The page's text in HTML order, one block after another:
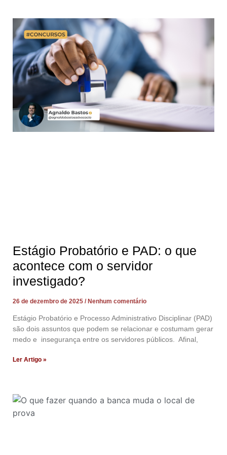
Estágio Probatório e PAD: o que
acontece com o servidor
investigado?
26 de dezembro de 2025 Nenhum comentário
Estágio Probatório e Processo Administrativo Disciplinar (PAD)
são dois assuntos que podem se relacionar e costumam gerar
medo e insegurança entre os servidores públicos. Afinal,
Ler Artigo »